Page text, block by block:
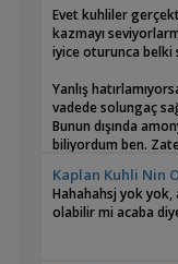
Evet kuhliler
kazmayı
iyice oturunca belki
Yanlış
vadede solungaç
Bunun dışında
biliyordum ben.
nitrit ve nitrata
yerleşmesini,
ölüm sebebini
testi, nitrit testi
Kaplan Kuhli Nin
Hahahahsj yok
olabilir mi acaba